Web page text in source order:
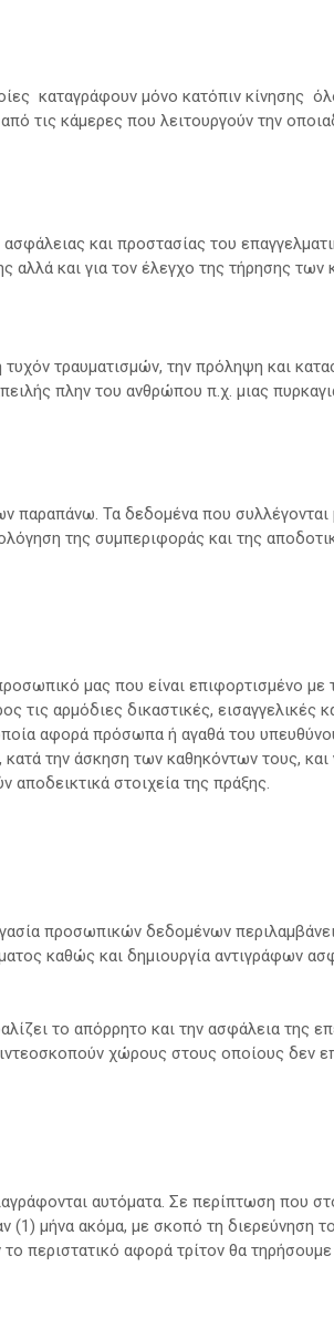
καταγράφουν μόνο κατόπιν κίνησης
τις κάμερες που λειτουργούν την
ασφάλειας και προστασίας του
και για τον έλεγχο της τήρησης των
τραυματισμών, την πρόληψη και
πλην του ανθρώπου π.χ. μιας
παραπάνω. Τα δεδομένα που
της συμπεριφοράς και της
μας που είναι επιφορτισμένο
τις αρμόδιες δικαστικές, εισαγγελικές
αφορά πρόσωπα ή αγαθά του
την άσκηση των καθηκόντων τους,
αποδεικτικά στοιχεία της πράξης.
προσωπικών δεδομένων
καθώς και δημιουργία αντιγράφων
το απόρρητο και την ασφάλεια της
χώρους στους οποίους δεν
αυτόματα. Σε περίπτωση που
μήνα ακόμα, με σκοπό τη διερεύνηση
περιστατικό αφορά τρίτον θα